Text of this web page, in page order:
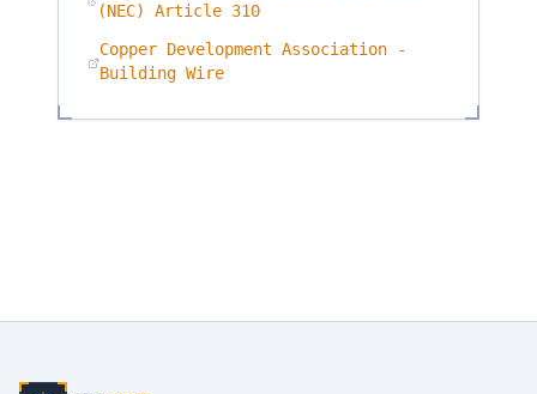
(NEC) Article 310
Copper Development Association -
Building Wire